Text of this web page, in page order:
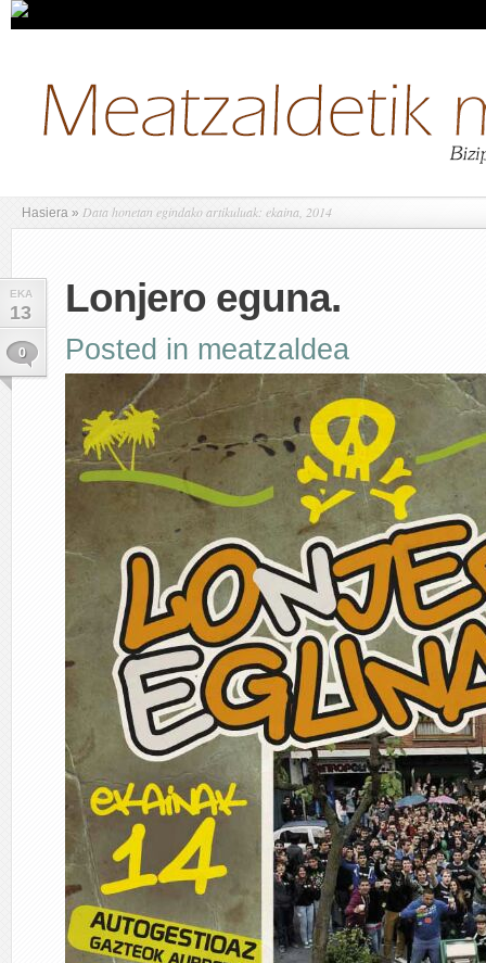
Hasiera » Data honetan egindako artikuluak: ekaina, 2014
EKA
13
0
Lonjero eguna.
Posted in meatzaldea